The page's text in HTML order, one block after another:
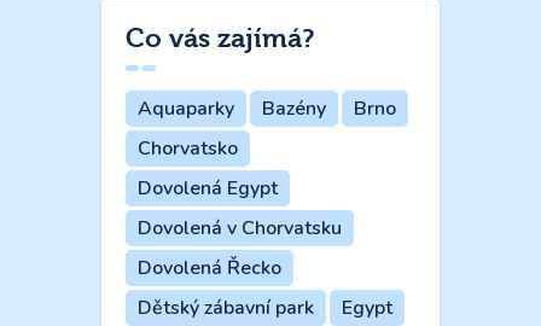
Co vás zajímá?
Aquaparky Bazény
Brno
Chorvatsko
Dovolená Egypt
Dovolená v Chorvatsku
Dovolená Řecko
Dětský zábavní park
Egypt